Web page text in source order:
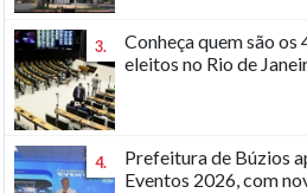
3.
Conheça quem são
eleitos no Rio de
4.
Prefeitura de Búzios
Eventos 2026, com